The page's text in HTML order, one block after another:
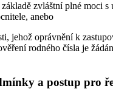
zvláštní plné moci s
anebo
jehož oprávnění k
rodného čísla je
a postup pro